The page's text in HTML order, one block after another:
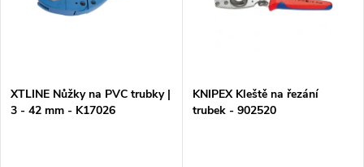
p
s
p
XTLINE Nůžky na PVC trubky |
3 - 42 mm - K17026
KNIPEX Kleště na řezání
trubek - 902520